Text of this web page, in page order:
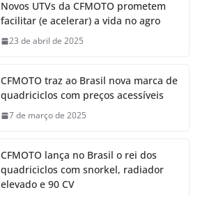
Novos UTVs da CFMOTO prometem
facilitar (e acelerar) a vida no agro
23 de abril de 2025
CFMOTO traz ao Brasil nova marca de
quadriciclos com preços acessíveis
7 de março de 2025
CFMOTO lança no Brasil o rei dos
quadriciclos com snorkel, radiador
elevado e 90 CV